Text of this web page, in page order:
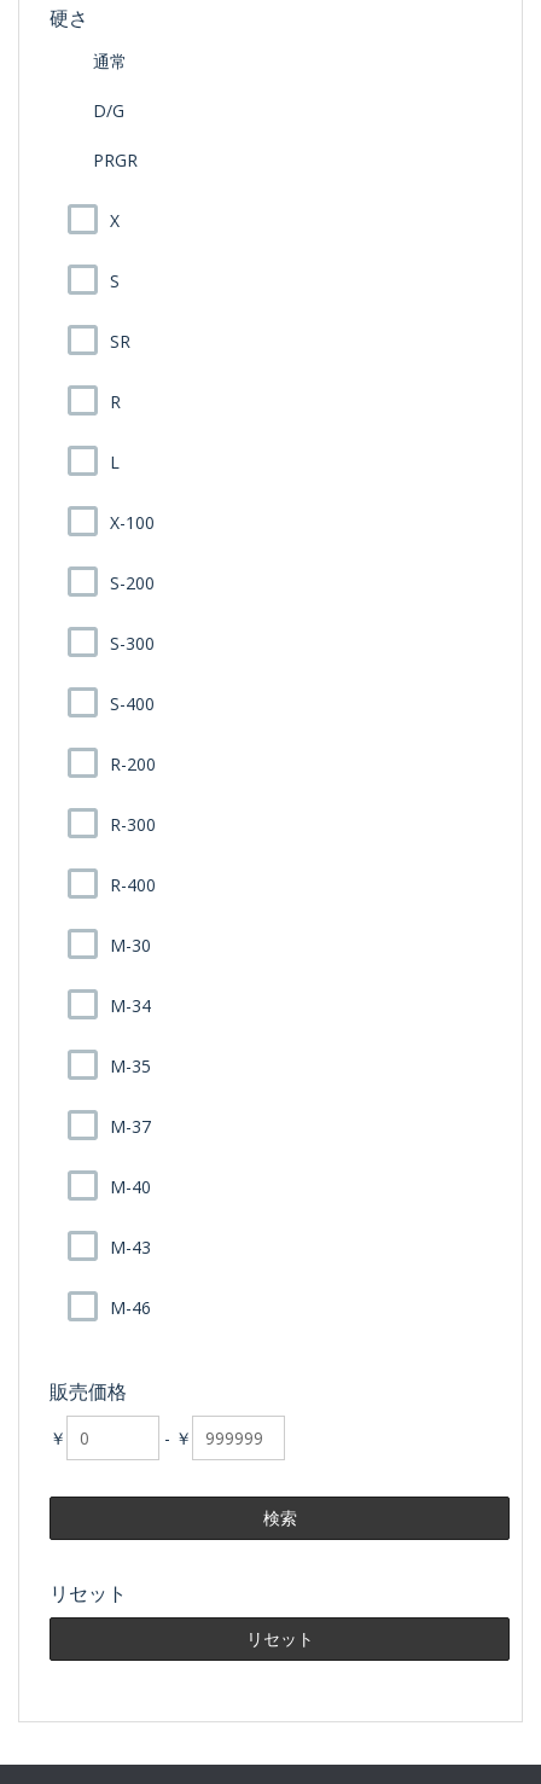
硬さ
通常
D/G
PRGR
X
S
SR
R
L
X-100
S-200
S-300
S-400
R-200
R-300
R-400
M-30
M-34
M-35
M-37
M-40
M-43
M-46
販売価格
￥ - ￥
リセット